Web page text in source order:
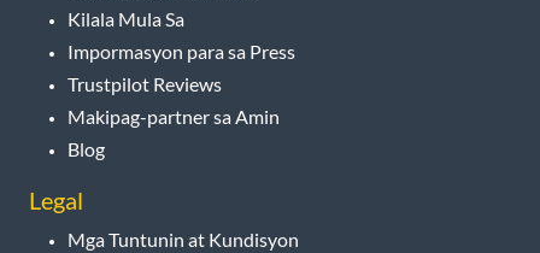
Kilala Mula Sa
Impormasyon para sa Press
Trustpilot Reviews
Makipag-partner sa Amin
Blog
Legal
Mga Tuntunin at Kundisyon